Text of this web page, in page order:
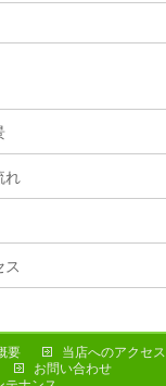
れ
ス
要 当店へのアクセス
お問い合わせ